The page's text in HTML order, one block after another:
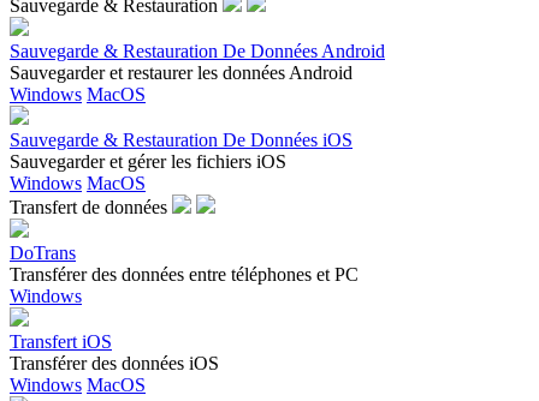
Sauvegarde & Restauration
Sauvegarde & Restauration De Données Android
Sauvegarder et restaurer les données Android
Windows MacOS
Sauvegarde & Restauration De Données iOS
Sauvegarder et gérer les fichiers iOS
Windows MacOS
Transfert de données
DoTrans
Transférer des données entre téléphones et PC
Windows
Transfert iOS
Transférer des données iOS
Windows MacOS